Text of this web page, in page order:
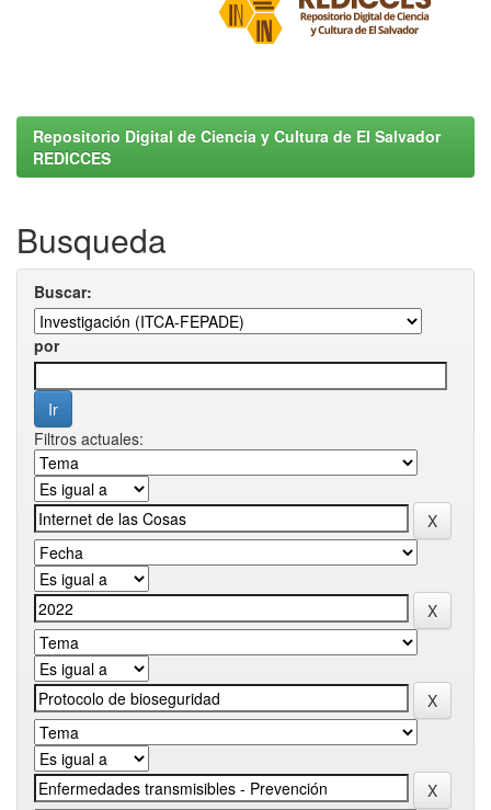
Repositorio Digital de Ciencia y Cultura de El Salvador
REDICCES
Busqueda
Buscar:
por
Filtros actuales: